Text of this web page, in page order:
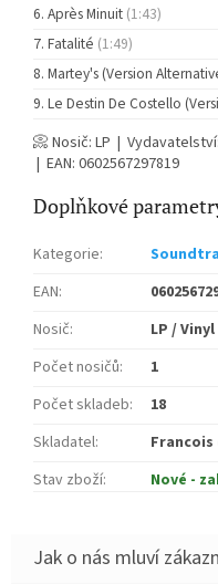
Après Minuit (1:43)
Fatalité (1:49)
Martey's (Version
Le Destin De Costello
📀 Nosič: LP |
| EAN: 0602567297819
Doplňkové
Kategorie:
EAN:
Nosič:
LP / Vinyl
Počet nosičů:
1
Počet skladeb:
18
Skladatel:
Francois
Stav zboží: Nové -